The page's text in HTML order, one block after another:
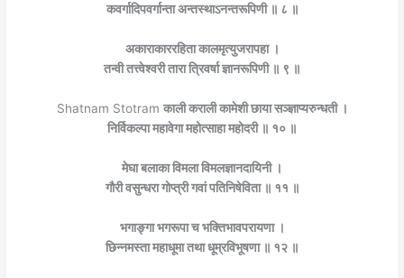
कवर्गादिपवर्गान्ता अन्तस्थाऽनन्तरूपिणी ॥ ८ ॥
अकाराकाररहिता कालमृत्युजरापहा ।
तन्वी तत्त्वेश्वरी तारा त्रिवर्षा ज्ञानरूपिणी ॥ ९ ॥
Shatnam Stotram काली कराली कामेशी छाया सञ्ज्ञाप्यरुन्धती ।
निर्विकल्पा महावेगा महोत्साहा महोदरी ॥ १० ॥
मेघा बलाका विमला विमलज्ञानदायिनी ।
गौरी वसुन्धरा गोप्त्री गवां पतिनिषेविता ॥ ११ ॥
भगाङ्गा भगरूपा च भक्तिभावपरायणा ।
छिन्नमस्ता महाधूमा तथा धूम्रविभूषणा ॥ १२ ॥